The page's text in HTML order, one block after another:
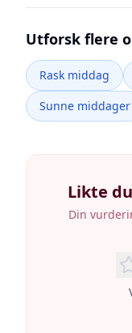
Utforsk flere
Rask middag
Sunne middager
Likte
Din